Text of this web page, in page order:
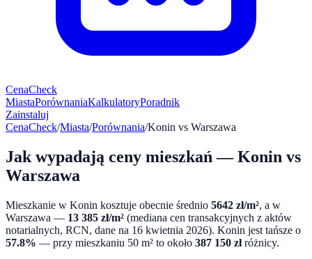
CenaCheck
MiastaPorównaniaKalkulatoryPoradnik
Zainstaluj
CenaCheck/Miasta/Porównania/Konin vs Warszawa
Jak wypadają ceny mieszkań —Konin vs
Warszawa
Mieszkanie w Konin kosztuje obecnie średnio 5642 zł/m², a w
Warszawa — 13 385 zł/m² (mediana cen transakcyjnych z aktów
notarialnych, RCN, dane na 16 kwietnia 2026). Konin jest tańsze o
57.8% — przy mieszkaniu 50 m² to około 387 150 złróżnicy.